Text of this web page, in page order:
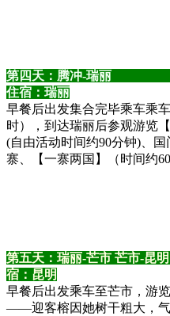
第四天：腾冲-
住宿：瑞丽
早餐后出发集合完毕乘车乘
时），到达瑞丽后参观游览
(自由活动时间约90分钟)、
寨、【一寨两国】（时间约60
第五天：瑞丽-芒市
宿：昆明
早餐后出发乘车至芒市，游
——迎客榕因她树干粗大，